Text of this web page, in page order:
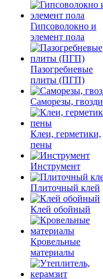
Гипсоволокно и
элемент пола
Пазогребневые
плиты (ПГП)
Саморезы, гвозди
Клеи, герметики,
пены
Инструмент
Плиточный клей
Клей обойный
Кровельные
материалы